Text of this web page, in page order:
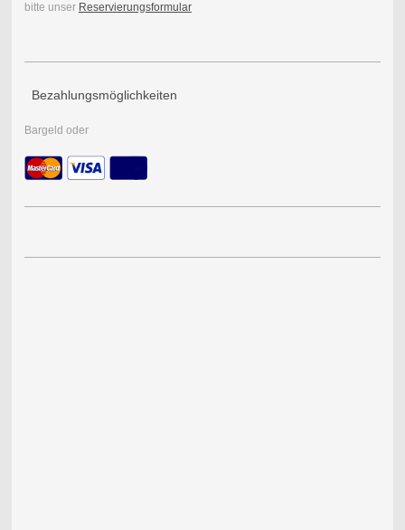
bitte unser Reservierungsformular
Bezahlungsmöglichkeiten
Bargeld oder